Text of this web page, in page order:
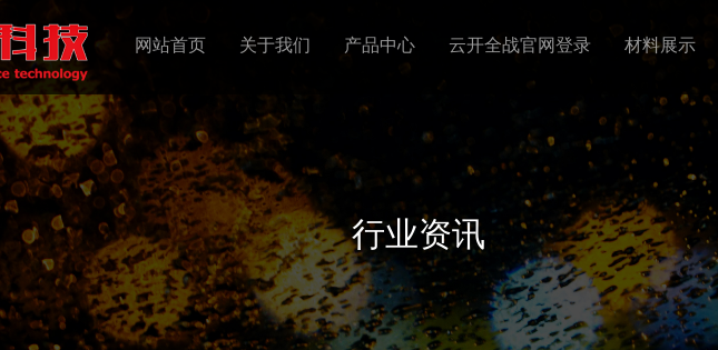
网站首页 关于我们 产品中心 云开全战官网登录 材料展示
行业资讯